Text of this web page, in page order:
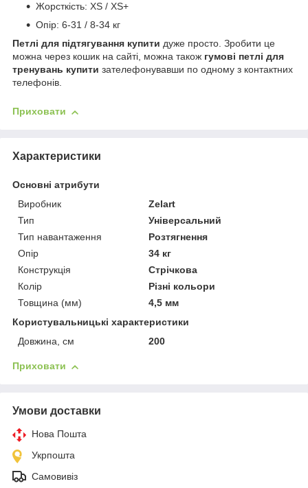
Жорсткість: XS / XS+
Опір: 6-31 / 8-34 кг
Петлі для підтягування купити дуже просто. Зробити це
можна через кошик на сайті, можна також гумові петлі для
тренувань купити зателефонувавши по одному з контактних
телефонів.
Приховати
Характеристики
Основні атрибути
Виробник
Zelart
Тип
Універсальний
Тип навантаження
Розтягнення
Опір
34 кг
Конструкція
Стрічкова
Колір
Різні кольори
Товщина (мм)
4,5 мм
Користувальницькі характеристики
Довжина, см
200
Приховати
Умови доставки
Нова Пошта
Укрпошта
Самовивіз